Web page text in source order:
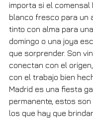
importa si el comensal
blanco fresco para un
tinto con alma para
domingo o una joya
que sorprender. Son
conectan con el
con el trabajo bien
Madrid es una fiesta
permanente, estos
los que hay que brindar.